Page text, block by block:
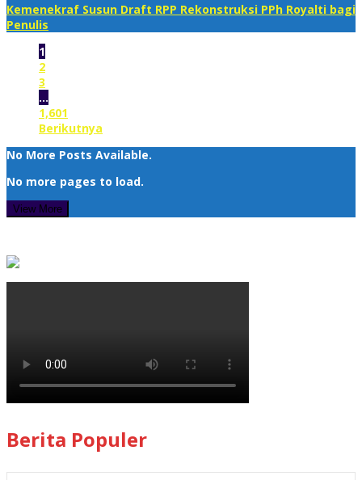
Kemenekraf Susun Draft RPP Rekonstruksi PPh Royalti bagi
Penulis
1
2
3
…
1,601
Berikutnya
No More Posts Available.
No more pages to load.
View More
Berita Populer